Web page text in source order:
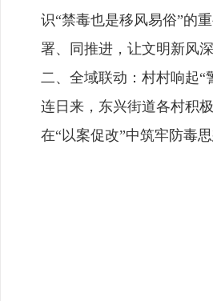
识“禁毒也是移风易俗”的
署、同推进，让文明新风深
二、全域联动：村村响起“
连日来，东兴街道各村积
在“以案促改”中筑牢防毒